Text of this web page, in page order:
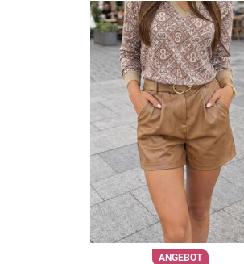
ANGEBOT